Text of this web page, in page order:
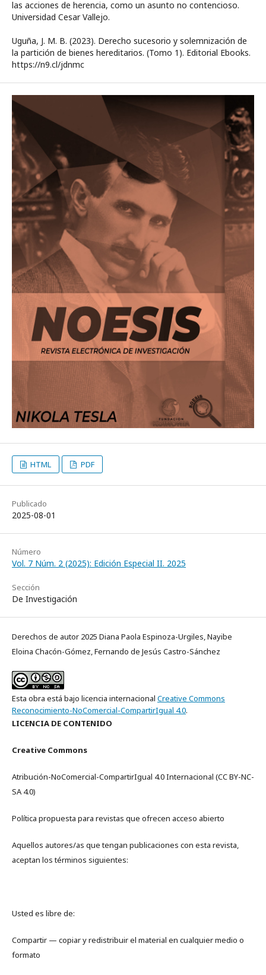
las acciones de herencia, como un asunto no contencioso.
Universidad Cesar Vallejo.
Uguña, J. M. B. (2023). Derecho sucesorio y solemnización de
la partición de bienes hereditarios. (Tomo 1). Editorial Ebooks.
https://n9.cl/jdnmc
HTML PDF
Publicado
2025-08-01
Número
Vol. 7 Núm. 2 (2025): Edición Especial II. 2025
Sección
De Investigación
Derechos de autor 2025 Diana Paola Espinoza-Urgiles, Nayibe
Eloina Chacón-Gómez, Fernando de Jesús Castro-Sánchez
Esta obra está bajo licencia internacional Creative Commons
Reconocimiento-NoComercial-CompartirIgual 4.0.
LICENCIA DE CONTENIDO
Creative Commons
Atribución-NoComercial-CompartirIgual 4.0 Internacional (CC BY-NC-
SA 4.0)
Política propuesta para revistas que ofrecen acceso abierto
Aquellos autores/as que tengan publicaciones con esta revista,
aceptan los términos siguientes:
Usted es libre de:
Compartir — copiar y redistribuir el material en cualquier medio o
formato